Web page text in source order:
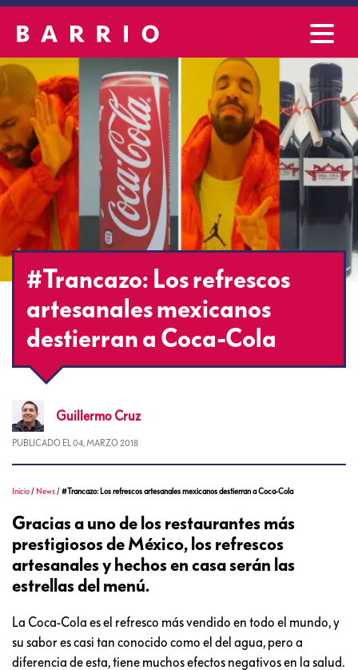
#Trancazo: Los refrescos
artesanales mexicanos
destierran a Coca-Cola
Guillermo Cruz
PUBLICADO EL 04, MARZO 2018
Inicio / News /#Trancazo: Los refrescos artesanales mexicanos destierran a Coca-Cola
Gracias a uno de los restaurantes más
prestigiosos de México, los refrescos
artesanales y hechos en casa serán las
estrellas del menú.
La Coca-Cola es el refresco más vendido en todo el mundo, y
su sabor es casi tan conocido como el del agua, pero a
diferencia de esta, tiene muchos efectos negativos en la salud.